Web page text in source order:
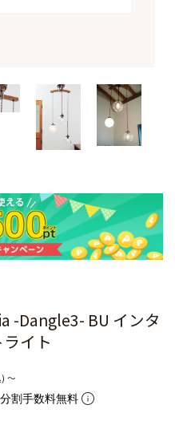
-Dangle3- BU インタ
イト
〜
割手数料無料